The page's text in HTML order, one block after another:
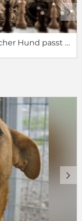
Welcher Hund passt zu mir?
d
d